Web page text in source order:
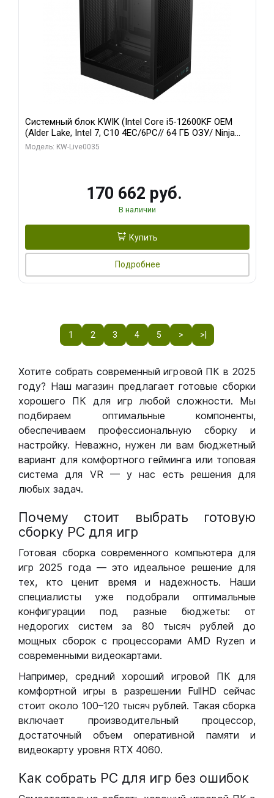
Системный блок KWIK (Intel Core i5-12600KF OEM
(Alder Lake, Intel 7, C10 4EC/6PC// 64 ГБ ОЗУ/ Ninja
Sinotex GTX1650 4GB 128bit GDDR6 DVI DP HDMI 2/
Модель: KW-Live0035
170 662 руб.
В наличии
Купить
Подробнее
1 2 3 4 5 > >|
Хотите собрать современный игровой ПК в 2025
году? Наш магазин предлагает готовые сборки
хорошего ПК для игр любой сложности. Мы
подбираем оптимальные компоненты,
обеспечиваем профессиональную сборку и
настройку. Неважно, нужен ли вам бюджетный
вариант для комфортного гейминга или топовая
система для VR — у нас есть решения для
любых задач.
Почему стоит выбрать готовую
сборку РС для игр
Готовая сборка современного компьютера для
игр 2025 года — это идеальное решение для
тех, кто ценит время и надежность. Наши
специалисты уже подобрали оптимальные
конфигурации под разные бюджеты: от
недорогих систем за 80 тысяч рублей до
мощных сборок с процессорами AMD Ryzen и
современными видеокартами.
Например, средний хороший игровой ПК для
комфортной игры в разрешении FullHD сейчас
стоит около 100–120 тысяч рублей. Такая сборка
включает производительный процессор,
достаточный объем оперативной памяти и
видеокарту уровня RTX 4060.
Как собрать РС для игр без ошибок